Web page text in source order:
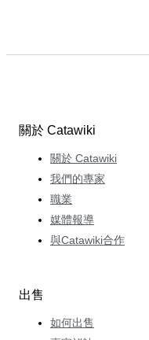
關於 Catawiki
關於 Catawiki
我們的專家
職業
媒體報導
與Catawiki合作
出售
如何出售